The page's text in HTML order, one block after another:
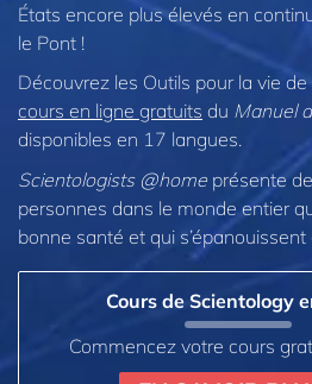
États encore plus élevés en
le Pont !
Découvrez les Outils pour la vie
cours en ligne gratuits du Manuel
disponibles en 17 langues.
Scientologists @home présente
personnes dans le monde entier
bonne santé et qui s’épanouissent
Cours de Scientology
Commencez votre cours